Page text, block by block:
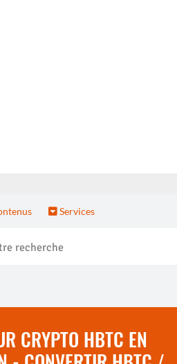
Services
CRYPTO HBTC EN